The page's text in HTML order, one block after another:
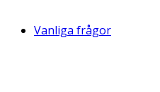
Vanliga frågor